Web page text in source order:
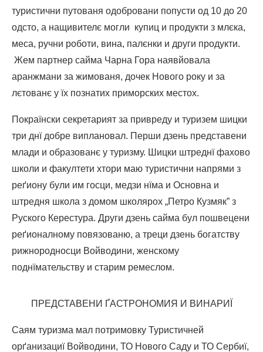
туристични путованя одобровани попусти од 10 до 20
одсто, а нащивителє могли купиц и продукти з млєка,
меса, ручни роботи, вина, палєнки и други продукти.
Жем партнер сайма Чарна Гора наявйовала
аранжмани за жимованя, дочек Нового року и за
лєтованє у їх познатих приморских местох.
Покраїнски секретарият за привреду и туризем шицки
три днї добре виплановал. Перши дзень представени
млади и образованє у туризму. Шицки штреднї фахово
школи и факултети хтори маю туристични напрями з
реґиону були им госци, медзи нїма и Основна и
штредня школа з домом школярох „Петро Кузмяк” з
Руского Керестура. Други дзень сайма бул пошвецени
реґионалному повязованю, а треци дзень богатству
рижнородносци Войводини, женскому
поднїмательству и старим ремеслом.
ПРЕДСТАВЕНИ ҐАСТРОНОМИЯ И ВИНАРИЇ
Саям туризма мал потримовку Туристичней
орґанизациї Войводини, ТО Нового Саду и ТО Сербиї,